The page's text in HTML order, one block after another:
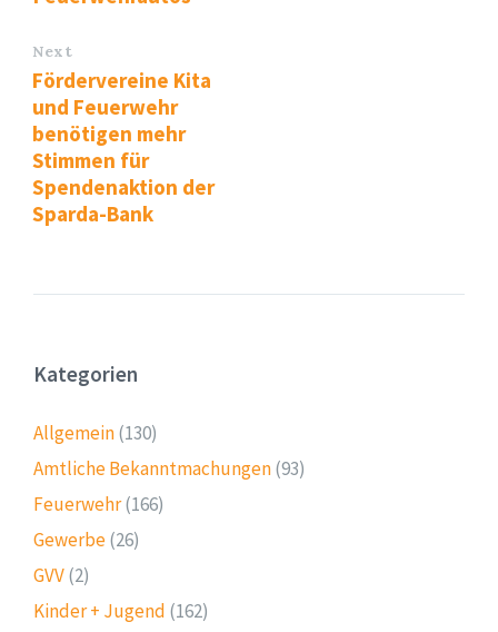
Next
Fördervereine Kita
und Feuerwehr
benötigen mehr
Stimmen für
Spendenaktion der
Sparda-Bank
Kategorien
Allgemein(130)
Amtliche Bekanntmachungen(93)
Feuerwehr(166)
Gewerbe(26)
GVV(2)
Kinder + Jugend (162)